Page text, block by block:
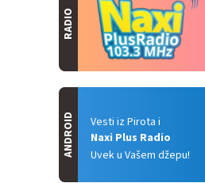
RADIO
Vesti iz Pirota i
Naxi Plus Radio
Uvek u Vašem džepu!
ANDROID